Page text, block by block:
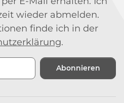
wieder abmelden.
finde ich in der
.
Abonnieren